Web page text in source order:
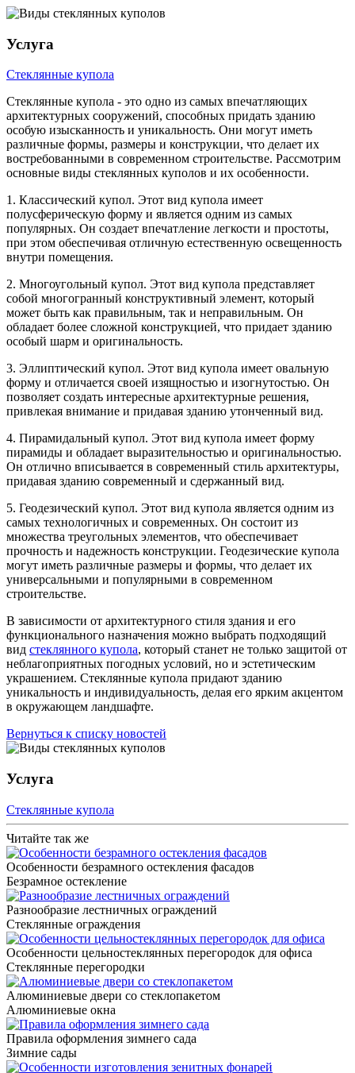
Услуга
Стеклянные купола
Стеклянные купола - это одно из самых впечатляющих
архитектурных сооружений, способных придать зданию
особую изысканность и уникальность. Они могут иметь
различные формы, размеры и конструкции, что делает их
востребованными в современном строительстве. Рассмотрим
основные виды стеклянных куполов и их особенности.
1. Классический купол. Этот вид купола имеет
полусферическую форму и является одним из самых
популярных. Он создает впечатление легкости и простоты,
при этом обеспечивая отличную естественную освещенность
внутри помещения.
2. Многоугольный купол. Этот вид купола представляет
собой многогранный конструктивный элемент, который
может быть как правильным, так и неправильным. Он
обладает более сложной конструкцией, что придает зданию
особый шарм и оригинальность.
3. Эллиптический купол. Этот вид купола имеет овальную
форму и отличается своей изящностью и изогнутостью. Он
позволяет создать интересные архитектурные решения,
привлекая внимание и придавая зданию утонченный вид.
4. Пирамидальный купол. Этот вид купола имеет форму
пирамиды и обладает выразительностью и оригинальностью.
Он отлично вписывается в современный стиль архитектуры,
придавая зданию современный и сдержанный вид.
5. Геодезический купол. Этот вид купола является одним из
самых технологичных и современных. Он состоит из
множества треугольных элементов, что обеспечивает
прочность и надежность конструкции. Геодезические купола
могут иметь различные размеры и формы, что делает их
универсальными и популярными в современном
строительстве.
В зависимости от архитектурного стиля здания и его
функционального назначения можно выбрать подходящий
вид стеклянного купола, который станет не только защитой от
неблагоприятных погодных условий, но и эстетическим
украшением. Стеклянные купола придают зданию
уникальность и индивидуальность, делая его ярким акцентом
в окружающем ландшафте.
Вернуться к списку новостей
Услуга
Стеклянные купола
Читайте так же
Особенности безрамного остекления фасадов
Безрамное остекление
Разнообразие лестничных ограждений
Стеклянные ограждения
Особенности цельностеклянных перегородок для офиса
Стеклянные перегородки
Алюминиевые двери со стеклопакетом
Алюминиевые окна
Правила оформления зимнего сада
Зимние сады